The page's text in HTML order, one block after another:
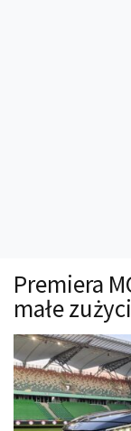
Technika jazdy
Oświetlenie
Kalkulatory
Przelicznik
Auto z niemiec
Premiera
małe